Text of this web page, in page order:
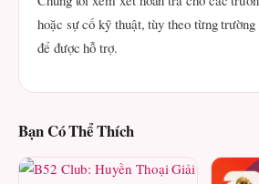
hoặc sự cố kỹ thuật, tùy theo từng
để được hỗ trợ.
Bạn Có Thể Thích